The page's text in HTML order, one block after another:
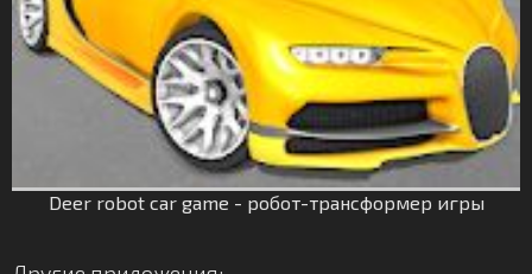
Deer robot car game - робот-трансформер игры